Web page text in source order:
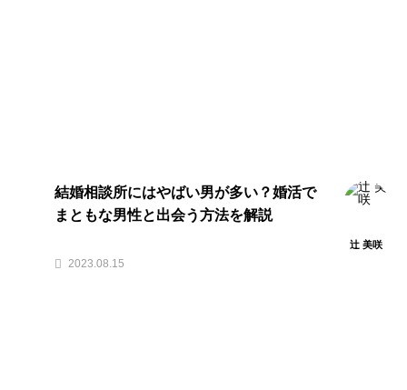
結婚相談所にはやばい男が多い？婚活で
まともな男性と出会う方法を解説
辻 美咲
2023.08.15